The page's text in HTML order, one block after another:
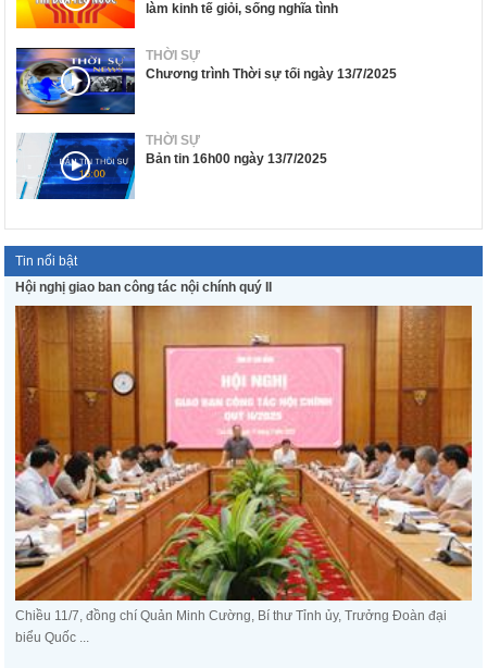
làm kinh tế giỏi, sống nghĩa tình
THỜI SỰ
Chương trình Thời sự tối ngày 13/7/2025
THỜI SỰ
Bản tin 16h00 ngày 13/7/2025
Tin nổi bật
Hội nghị giao ban công tác nội chính quý II
Chiều 11/7, đồng chí Quản Minh Cường, Bí thư Tỉnh ủy, Trưởng Đoàn đại
biểu Quốc ...